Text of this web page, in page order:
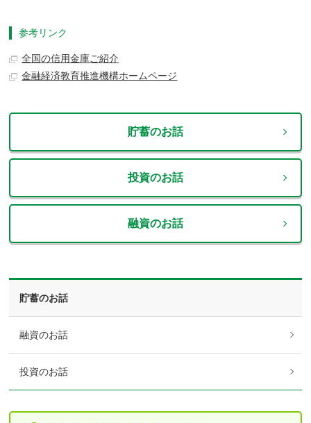
参考リンク
全国の信用金庫ご紹介
金融経済教育推進機構ホームページ
貯蓄のお話
投資のお話
融資のお話
貯蓄のお話
融資のお話
投資のお話